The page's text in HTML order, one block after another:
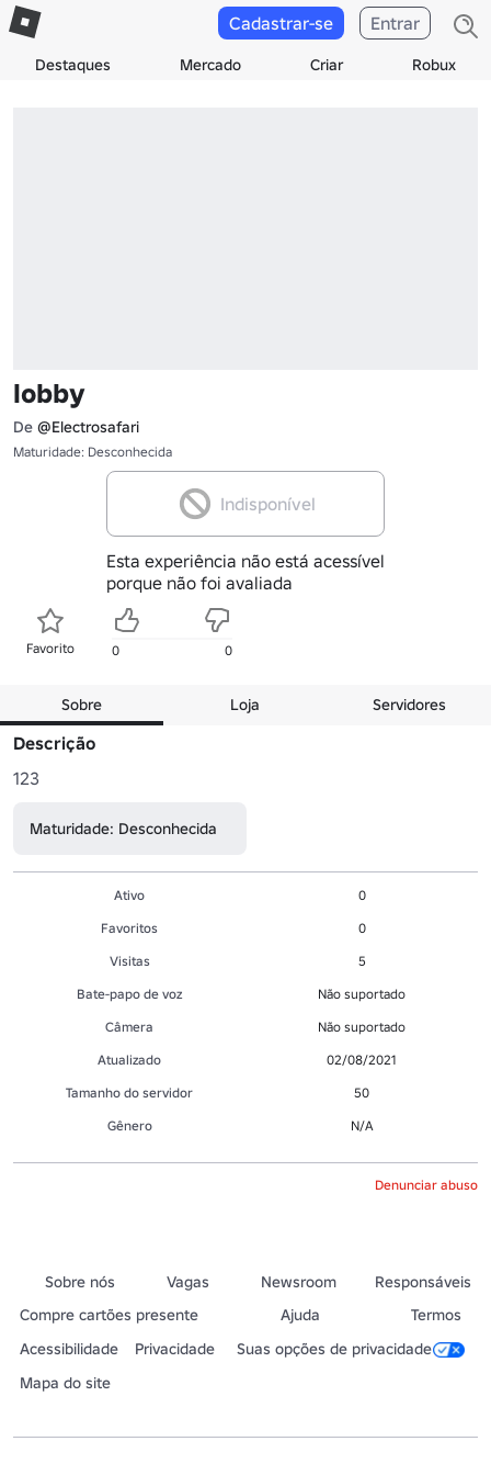
Destaques Mercado Criar Robux
Cadastrar-se Entrar
lobby
De @Electrosafari
Maturidade: Desconhecida
Indisponível
Esta experiência não está acessível
porque não foi avaliada
Favorito 0 0
Sobre Loja Servidores
Descrição
123
Maturidade: Desconhecida
Ativo
0
Favoritos
0
Visitas
5
Bate-papo de voz
Não suportado
Câmera
Não suportado
Atualizado
02/08/2021
Tamanho do servidor
50
Gênero
N/A
Denunciar abuso
Sobre nós Vagas Newsroom
Responsáveis
Compre cartões presente
Ajuda
Termos
Acessibilidade
Privacidade
Suas opções de privacidade
Mapa do site